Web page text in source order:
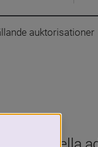
auktorisationer